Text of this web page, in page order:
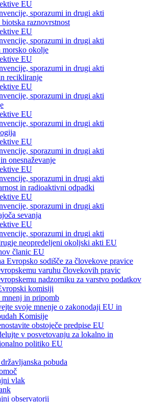
EU
sporazumi in drugi akti
raznovrstnost
EU
sporazumi in drugi akti
morsko okolje
EU
sporazumi in drugi akti
recikliranje
EU
sporazumi in drugi akti
EU
sporazumi in drugi akti
EU
sporazumi in drugi akti
onesnaževanje
EU
sporazumi in drugi akti
in radioaktivni odpadki
EU
sporazumi in drugi akti
sevanja
EU
sporazumi in drugi akti
neopredeljeni okoljski akti EU
članic EU
Evropsko sodišče za človekove pravice
varuhu človekovih pravic
nadzorniku za varstvo podatkov
komisiji
mnenj in pripomb
svoje mnenje o zakonodaji EU in
Komisije
obstoječe predpise EU
v posvetovanju za lokalno in
politiko EU
pobuda
vlak
observatorij